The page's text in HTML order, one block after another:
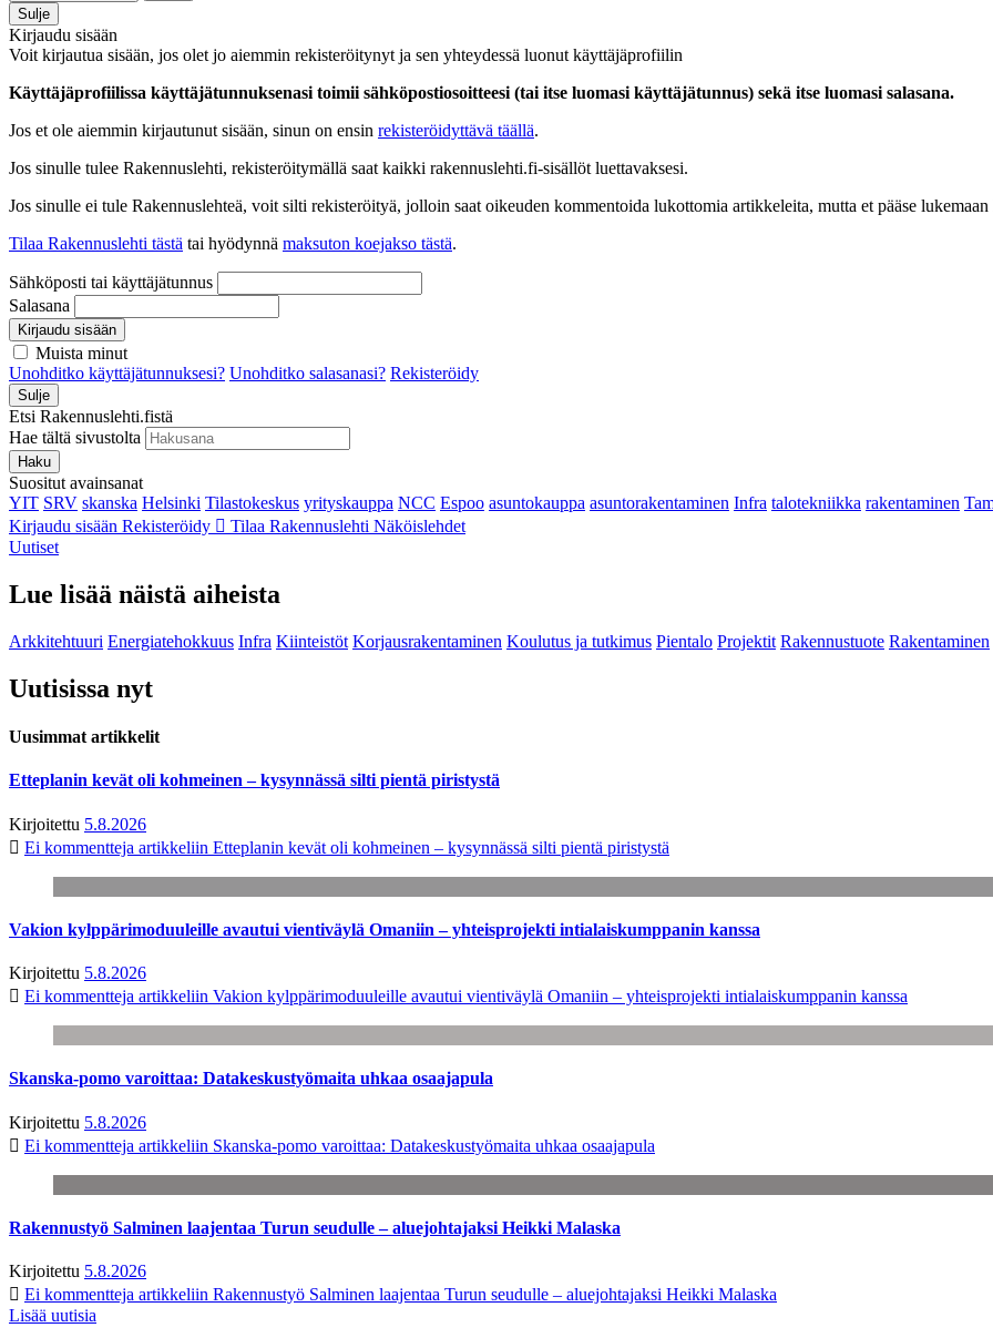
Sulje
Kirjaudu sisään
Voit kirjautua sisään, jos olet jo aiemmin rekisteröitynyt ja sen yhteydessä luonut käyttäjäprofiilin
Käyttäjäprofiilissa käyttäjätunnuksenasi toimii sähköpostiosoitteesi (tai itse luomasi käyttäjätunnus) sekä itse luomasi salasana.
Jos et ole aiemmin kirjautunut sisään, sinun on ensin rekisteröidyttävä täällä.
Jos sinulle tulee Rakennuslehti, rekisteröitymällä saat kaikki rakennuslehti.fi-sisällöt luettavaksesi.
Jos sinulle ei tule Rakennuslehteä, voit silti rekisteröityä, jolloin saat oikeuden kommentoida lukottomia artikkeleita, mutta et pääse
Tilaa Rakennuslehti tästä tai hyödynnä maksuton koejakso tästä.
Sähköposti tai käyttäjätunnus
Salasana
Kirjaudu sisään
Muista minut
Unohditko käyttäjätunnuksesi? Unohditko salasanasi? Rekisteröidy
Sulje
Etsi Rakennuslehti.fistä
Hae tältä sivustolta
Haku
Suositut avainsanat
YIT SRV skanska Helsinki Tilastokeskus yrityskauppa NCC Espoo asuntokauppa asuntorakentaminen Infra talotekniikka rakentaminen
Kirjaudu sisään Rekisteröidy Tilaa Rakennuslehti Näköislehdet
Uutiset
Lue lisää näistä aiheista
Arkkitehtuuri Energiatehokkuus Infra Kiinteistöt Korjausrakentaminen Koulutus ja tutkimus Pientalo Projektit Rakennustuote Rakentaminen
Uutisissa nyt
Uusimmat artikkelit
Etteplanin kevät oli kohmeinen – kysynnässä silti pientä piristystä
Kirjoitettu 5.8.2026
Ei kommentteja artikkeliin Etteplanin kevät oli kohmeinen – kysynnässä silti pientä piristystä
Vakion kylppärimoduuleille avautui vientiväylä Omaniin – yhteisprojekti intialaiskumppanin kanssa
Kirjoitettu 5.8.2026
Ei kommentteja artikkeliin Vakion kylppärimoduuleille avautui vientiväylä Omaniin – yhteisprojekti intialaiskumppanin kanssa
Skanska-pomo varoittaa: Datakeskustyömaita uhkaa osaajapula
Kirjoitettu 5.8.2026
Ei kommentteja artikkeliin Skanska-pomo varoittaa: Datakeskustyömaita uhkaa osaajapula
Rakennustyö Salminen laajentaa Turun seudulle – aluejohtajaksi Heikki Malaska
Kirjoitettu 5.8.2026
Ei kommentteja artikkeliin Rakennustyö Salminen laajentaa Turun seudulle – aluejohtajaksi Heikki Malaska
Lisää uutisia